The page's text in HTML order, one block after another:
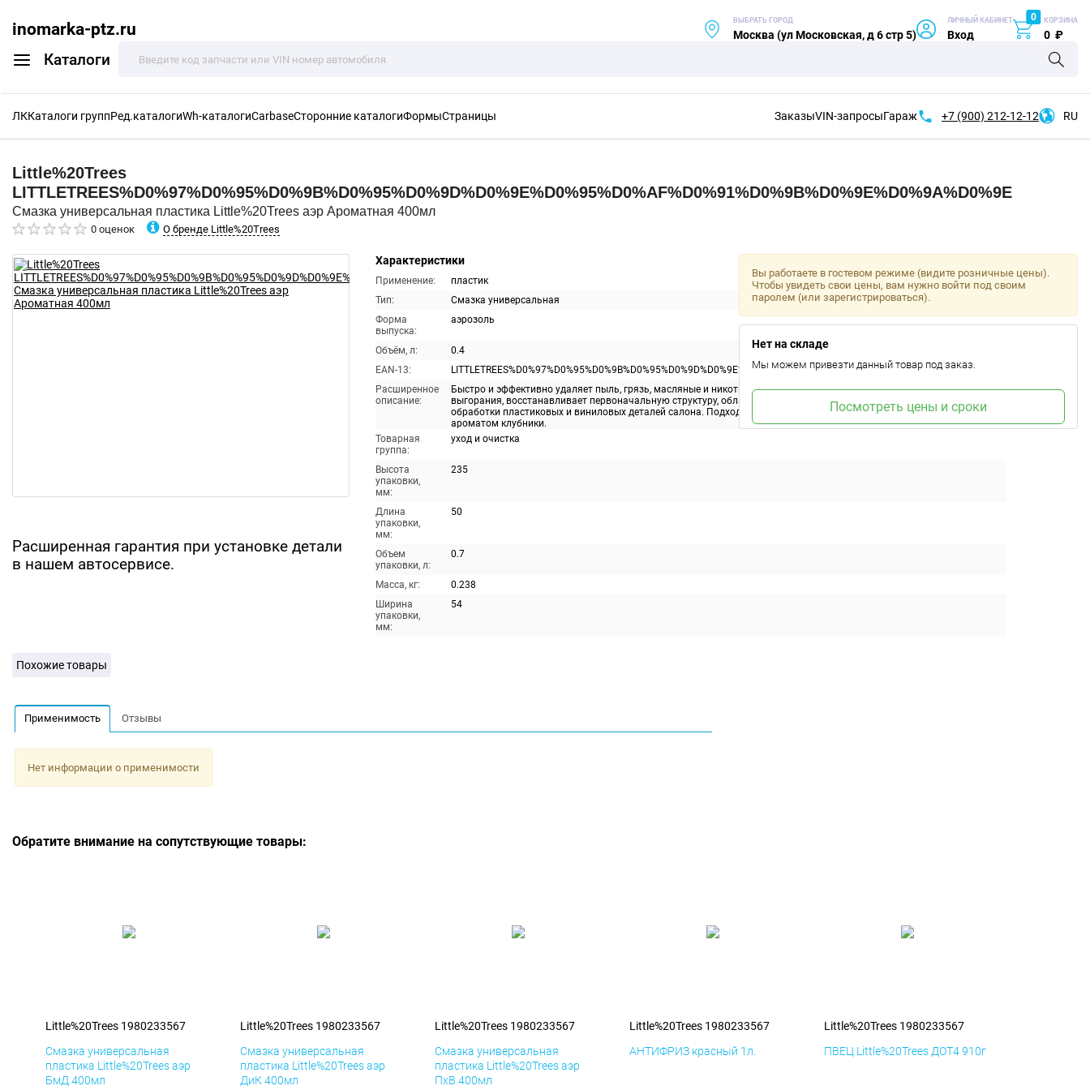
inomarka-ptz.ru
Каталоги
ВЫБРАТЬ ГОРОД
Москва (ул Московская, д 6 стр 5)
ЛИЧНЫЙ КАБИНЕТ
Вход
0 КОРЗИНА
0 ₽
ЛККаталоги группРед.каталогиWh-каталогиCarbaseСторонние каталогиФормыСтраницы ЗаказыVIN-запросыГараж +7 (900) 212-12-12 RU
Little%20Trees
LITTLETREES%D0%97%D0%95%D0%9B%D0%95%D0%9D%D0%9E%D0%95%D0%AF%D0%91%D0%9B%D0%9E%D0%9A%D0%9E
Смазка универсальная пластика Little%20Trees аэр Ароматная 400мл
0 оценок О бренде Little%20Trees
Расширенная гарантия при установке детали
в нашем автосервисе.
Характеристики
Применение:
пластик
Тип:
Смазка универсальная
Форма
выпуска:
аэрозоль
Объём, л:
0.4
EAN-13:
LITTLETREES%D0%97%D0%95%D0%9B%D0%95%D0%9D%D0%9E%D0%95%D0%AF%D0%91%D0%9B%D0%9E%D0%9A%D0%9E
Расширенное
описание:
Быстро и эффективно удаляет пыль, грязь, масляные и никотиновые загрязнения. Защищает от старения и
выгорания, восстанавливает первоначальную структуру, обладает антистатическим эффектом. Предназначен для
обработки пластиковых и виниловых деталей салона. Подходит для молдингов и бамперов. Обладает приятным
ароматом клубники.
Товарная
группа:
уход и очистка
Высота
упаковки,
мм:
235
Длина
упаковки,
мм:
50
Объем
упаковки, л:
0.7
Масса, кг:
0.238
Ширина
упаковки,
мм:
54
Вы работаете в гостевом режиме (видите розничные цены).
Чтобы увидеть свои цены, вам нужно войти под своим
паролем (или зарегистрироваться).
Нет на складе
Мы можем привезти данный товар под заказ.
Посмотреть цены и сроки
Похожие товары
Применимость Отзывы
Нет информации о применимости
Обратите внимание на сопутствующие товары:
Little%20Trees 1980233567
Смазка универсальная
пластика Little%20Trees аэр
БмД 400мл
Little%20Trees 1980233567
Смазка универсальная
пластика Little%20Trees аэр
ДиК 400мл
Little%20Trees 1980233567
Смазка универсальная
пластика Little%20Trees аэр
ПхВ 400мл
Little%20Trees 1980233567
АНТИФРИЗ красный 1л.
Little%20Trees 1980233567
ПВЕЦ Little%20Trees ДОТ4 910г